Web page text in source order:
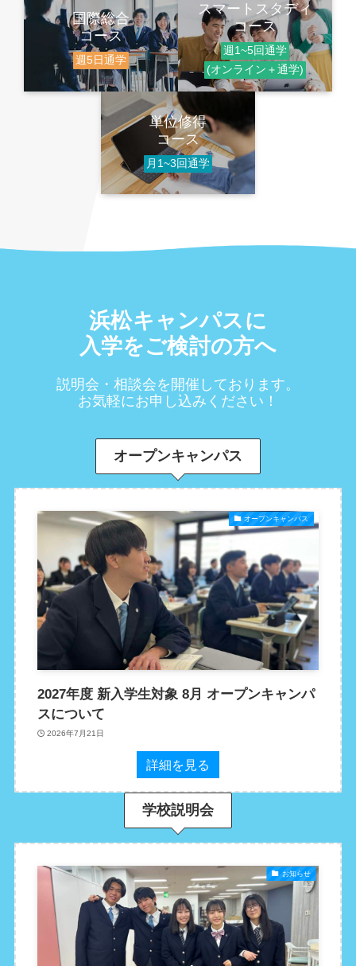
国際総合
コース
週5日通学
スマートスタディ
コース
週1~5回通学
(オンライン＋通学)
単位修得
コース
月1~3回通学
浜松キャンパスに
入学をご検討の方へ
説明会・相談会を開催しております。
お気軽にお申し込みください！
オープンキャンパス
オープンキャンパス
2027年度 新入学生対象 8月 オープンキャンパ
スについて
2026年7月21日
詳細を見る
学校説明会
お知らせ